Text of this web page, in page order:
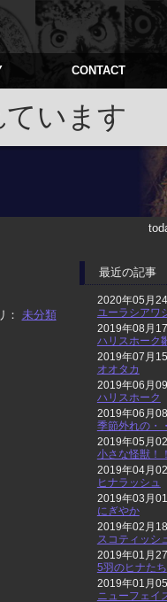
CONTACT
います
： 未分類
最近の記事
2020年05月
ユーラシアワ
2019年08月
ハリスホーク
2019年07月
オオタカ
2019年06月
ハリスホーク
2019年06月
季節外れの・
2019年05月
小さな怪獣！！
2019年04月
ヒナラッシュ
2019年03月
にぎやか
2019年02月
スコティッシ
2019年01月
5羽のヒナたち
2019年01月
ニューフェイ